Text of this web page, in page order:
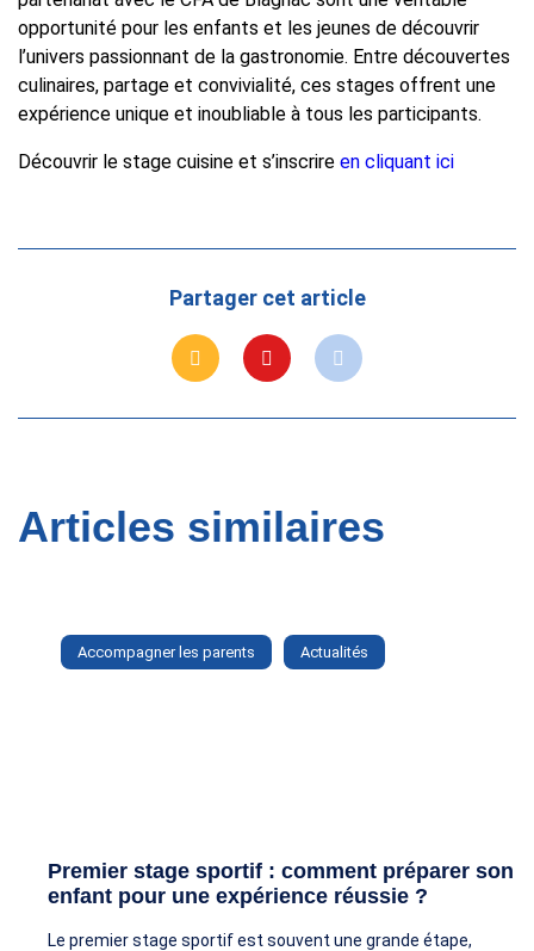
opportunité pour les enfants et les jeunes de découvrir
l’univers passionnant de la gastronomie. Entre découvertes
culinaires, partage et convivialité, ces stages offrent une
expérience unique et inoubliable à tous les participants.
Découvrir le stage cuisine et s’inscrire en cliquant ici
Partager cet article
Articles similaires
Accompagner les parents Actualités
Premier stage sportif : comment préparer son
enfant pour une expérience réussie ?
Le premier stage sportif est souvent une grande étape,